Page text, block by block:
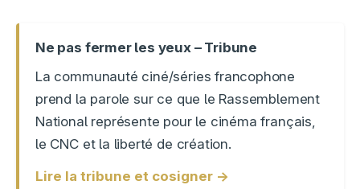
Ne pas fermer les yeux – Tribune
La communauté ciné/séries francophone
prend la parole sur ce que le Rassemblement
National représente pour le cinéma français,
le CNC et la liberté de création.
Lire la tribune et cosigner →